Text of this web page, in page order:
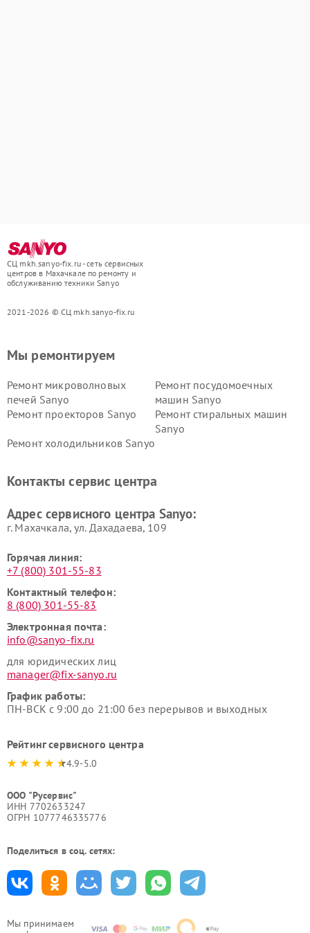
СЦ mkh.sanyo-fix.ru - сеть сервисных
центров в Махачкале по ремонту и
обслуживанию техники Sanyo
2021-2026 © СЦ mkh.sanyo-fix.ru
Мы принимаем
Мы ремонтируем
Ремонт микроволновых
печей Sanyo
Ремонт посудомоечных
машин Sanyo
Ремонт проекторов Sanyo
Ремонт стиральных машин
Sanyo
Ремонт холодильников Sanyo
Контакты сервис центра
Адрес сервисного центра Sanyo:
г. Махачкала, ул. Дахадаева, 109
Горячая линия:
+7 (800) 301-55-83
Контактный телефон:
8 (800) 301-55-83
Электронная почта:
info@sanyo-fix.ru
для юридических лиц
manager@fix-sanyo.ru
График работы:
ПН-ВСК с 9:00 до 21:00 без перерывов и выходных
Рейтинг сервисного центра
4.9-5.0
ООО "Русервис"
ИНН 7702633247
ОГРН 1077746335776
Поделиться в соц. сетях: